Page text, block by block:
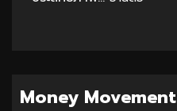
Money Movement